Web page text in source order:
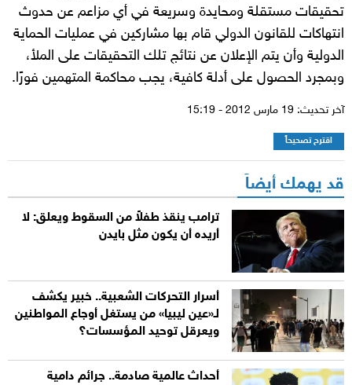
تحقيقات مستقلة ومحايدة وسريعة في أي مزاعم عن حدوث
انتهاكات للقانون الدولي قام بها مشاركين في عمليات الحماية
الدولية وأن يتم الإعلان عن نتائج تلك التحقيقات على الملأ،
وبمجرد الحصول على أدلة كافية، يجب محاكمة المتهمين فورًا.
آخر تحديث: 19 مارس 2012 - 15:19
اقترح تصحيحاً
قد يهمك أيضاً
ترامب ينقذ طفلاً من السقوط ويعلق: لا
أريده أن يكون مثل بايدن
أسرار التحركات الشعبية.. خبير يكشف
لـ«عين ليبيا» من يستغل أوجاع المواطنين
ويعرقل توحيد المؤسسات؟
أحداث عالمية صادمة.. جرائم دامية